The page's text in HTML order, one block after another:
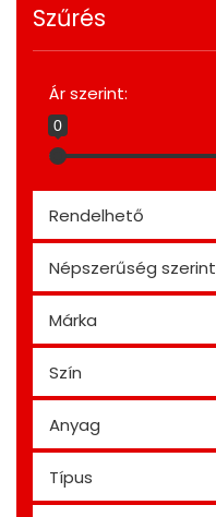
Szűrés
Ár szerint:
0
Rendelhető
Népszerűség szerint
Márka
Szín
Anyag
Típus